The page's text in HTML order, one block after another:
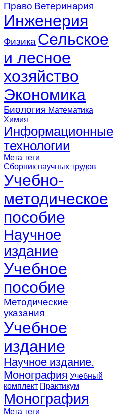
Право Ветеринария
Инженерия
Физика Сельское
и лесное
хозяйство
Экономика
Биология Математика
Химия
Информационные
технологии
Мета теги
Сборник научных трудов
Учебно-
методическое
пособие
Научное
издание
Учебное
пособие
Методические
указания
Учебное
издание
Научное издание.
Монография Учебный
комплект Практикум
Монография
Мета теги